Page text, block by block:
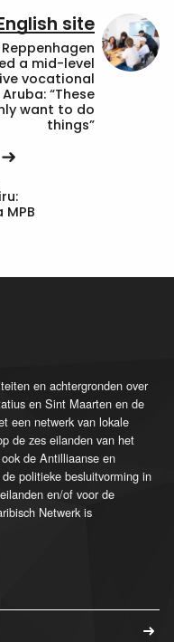
site
a mid-level
vocational
“These
want to do
things”
en achtergronden over
en Sint Maarten en de
een netwerk van lokale
de zes eilanden van het
de Antilliaanse en
politieke besluitvorming in
en/of voor de
Netwerk is